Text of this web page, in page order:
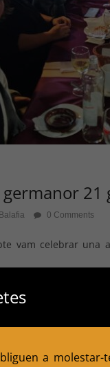
21
0 Comments
vam celebrar una
EQUIPS
Nostres
a